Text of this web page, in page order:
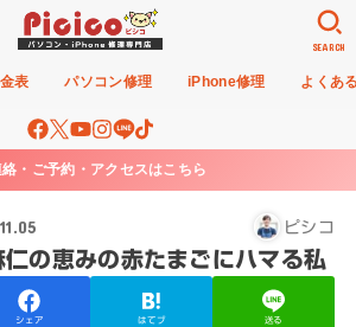
表 パソコン修理 iPhone修理 よくあ
SEARCH
絡・ご予約・アクセスはこちら
ピシコ
の恵みの赤たまごにハマる私
シェア はてブ 送る